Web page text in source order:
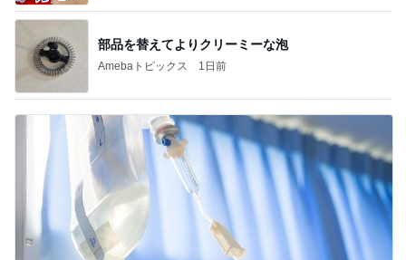
部品を替えてよりクリーミーな泡
Amebaトピックス 1日前